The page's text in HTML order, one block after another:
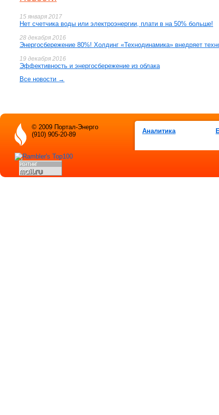
15 января 2017
Нет счетчика воды или электроэнергии, плати в на 50% больше!
28 декабря 2016
Энергосбережение 80%! Холдинг «Технодинамика» внедряет
19 декабря 2016
Эффективность и энергосбережение из облака
Все новости →
Аналитика
© 2009 Портал-Энерго
(910) 905-20-89